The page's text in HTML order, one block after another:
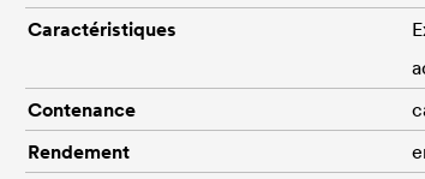
Caractéristiques
Contenance
Rendement